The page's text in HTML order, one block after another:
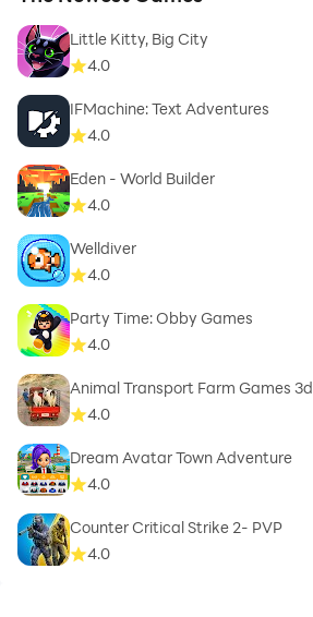
Little Kitty, Big City
4.0
IFMachine: Text Adventures
4.0
Eden - World Builder
4.0
Welldiver
4.0
Party Time: Obby Games
4.0
Animal Transport Farm Games 3d
4.0
Dream Avatar Town Adventure
4.0
Counter Critical Strike 2- PVP
4.0